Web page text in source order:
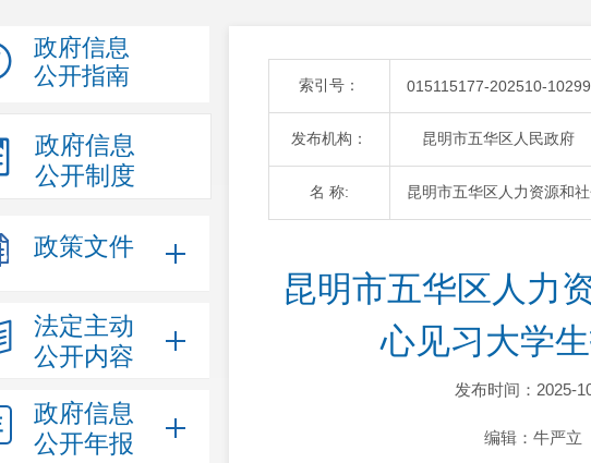
政府信息
公开指南
政府信息
公开制度
政策文件
法定主动
公开内容
政府信息
公开年报
索引号： 015115177-202510-
发布机构： 昆明市五华区人民政府
名 称: 昆明市五华区人力资源和
昆明市五华区人力
心见习大学
发布时间：2025-
编辑：牛严立